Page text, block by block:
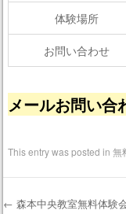
体験場所
お問い合わせ
メールお問い合
This entry was posted in無
← 森本中央教室無料体験